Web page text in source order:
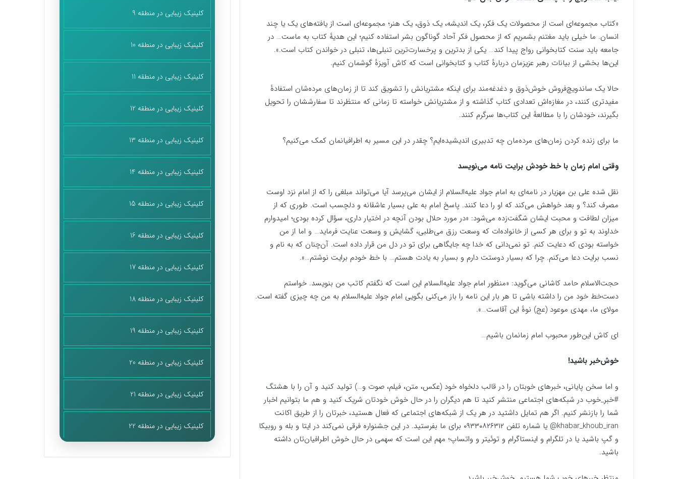
«کتاب مجموعه‌ای است از محصولات یک فکر، یک اندیشه، یک ذوق، یک هنر؛ مجموعه‌ای است از یافته‌های یک یا چند
انسان. ما خیلی باید مغتنم بشمریم که از محصول فکر آحاد گوناگون بشر استفاده کنیم؛ این هدیهٔ کتاب به ماست… در
جامعه باید سنت کتابخوانی رواج پیدا کند… یکی از بدترین و پرخسارت‌ترین تنبلی‌ها، تنبلی در خواندن کتاب است.».
این‌ها بخشی از بیانات رهبر عزیزمان دربارهٔ کتاب و کتابخوانی است که کاش آویزهٔ گوشمان کنیم.
حالا یک ساندویچ‌فروش خوش‌ذوق و دغدغه‌مند برای اینکه مشتریانش را تشویق کند تا از زمان‌های مرده‌شان استفادهٔ
مفیدتری کنند، در مغازه‌اش تعدادی کتاب گذاشته و از مشتریانش خواسته تا زمانی که منتظرند تا سفارششان را تحویل
بگیرند، خودشان را با مطالعهٔ این کتاب‌ها سرگرم کنند.
ما برای زنده کردن زمان‌های مرده‌مان چه تدبیری اندیشیده‌ایم؟ چقدر در این مسیر به اطرافیانمان کمک می‌کنیم؟
وقتی امام زمان با خط خودش برایت نامه می‌نویسد
نقل شده علی بن مهزیار در نامه‌ای به امام جواد علیه‌السلام از ایشان می‌پرسد آیا می‌تواند مبلغی را که از امام نزد اوست
مصرف کند؟ و بعد خواهش می‌کند که او را دعا کنند. پاسخ امام به علی بسیار عاشقانه و دلچسب است. طوری که از
میزان لطافت و محبت ایشان شگفت‌زده می‌شود: «در مورد حلال بودن آنچه در اختیار داری، سؤال کرده بودی؛ امیدوارم
خداوند به تو و برای هر کسی از خانواده‌ات که وسعت رزق می‌طلبی، گشایش و وسعت عنایت فرماید… و اما از من
خواسته بودی که دعایت کنم. تو نمی‌دانی که خدا چه جایگاهی برای تو در دل من قرار داده است. آن‌چنان که به نام و
نسب برایت دعا می‌کنم. چرا که بسیار دوستت دارم و بسیار به یادت هستم… با خط خودم برایت نوشتم…».
حجت‌الاسلام حامد کاشانی می‌گوید: «منظور امام جواد علیه‌السلام این است که نگفتم کاتب من بنویسد. خواستم
دست‌خط خود من را داشته باشی تا هر بار این نامه را باز می‌کنی بگویی امام جواد علیه‌السلام به من چه چیزی گفته است.
مولای ما، مهدی موعود (عج) نوهٔ این آقاست…».
ای کاش این‌طور محبوب امام زمانمان باشیم…
خوش‌خبر باشید!
و اما سخن پایانی، خبرهای خوبتان را در قالب دلخواه خود (عکس، متن، فیلم، صوت و…) تولید کنید و آن را با هشتگ
#خبر_خوب در شبکه‌های اجتماعی منتشر کنید تا هم دیگران را در حال خوش خودتان شریک کنید و هم ما بتوانیم اخبار
شما را بازنشر کنیم. اگر هم تمایل داشتید در هر یک از شبکه‌های اجتماعی که فعال هستید، خبرتان را از طریق اکانت
khabar_khoub_iran@ یا شماره تلفن ۰۹۳۳۰۸۲۶۳۱۲ برای ما بفرستید. در این جشنواره فرقی نمی‌کند در ایتا و بله و روبیکا
و گپ باشید یا در تلگرام و اینستاگرام و توئیتر و واتساپ؛ مهم این است که سهمی در حال خوش اطرافیان‌تان داشته
باشید.
کلینیک زیبایی در منطقه 9
کلینیک زیبایی در منطقه 10
کلینیک زیبایی در منطقه 11
کلینیک زیبایی در منطقه 12
کلینیک زیبایی در منطقه 13
کلینیک زیبایی در منطقه 14
کلینیک زیبایی در منطقه 15
کلینیک زیبایی در منطقه 16
کلینیک زیبایی در منطقه 17
کلینیک زیبایی در منطقه 18
کلینیک زیبایی در منطقه 19
کلینیک زیبایی در منطقه 20
کلینیک زیبایی در منطقه 21
کلینیک زیبایی در منطقه 22